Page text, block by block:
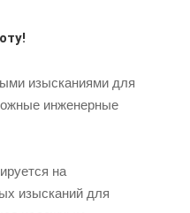
изысканиями для
инженерные
на
изысканий для